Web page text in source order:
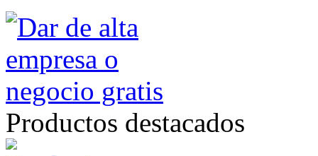
Productos destacados